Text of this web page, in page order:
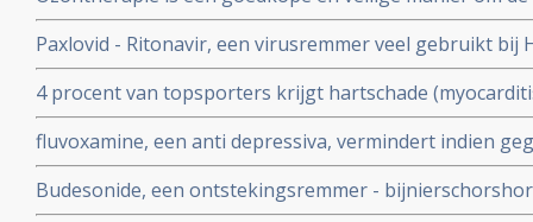
virussen - de overvloedige zwavel bevattende
SARS-CoV-2 aan te pakken en te elimineren
Paxlovid - Ritonavir, een virusremmer veel gebruikt bij
ziekenhuisopname bij kwetsbare coronapatiënten met
tijd wordt ingenomen
4 procent van topsporters krijgt hartschade
na lichte klachten als na ernstige klachten blijkt uit
fluvoxamine, een anti depressiva, vermindert indien
het risico op overlijden met 90 procent door COVID-19
met de ziekte om intensieve medische zorg te krijgen
Budesonide, een ontstekingsremmer -
astmapatienten, blijkt gebruikt als neusspray effectief